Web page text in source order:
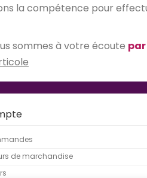
la compétence pour
sommes à votre écoute
de marchandise